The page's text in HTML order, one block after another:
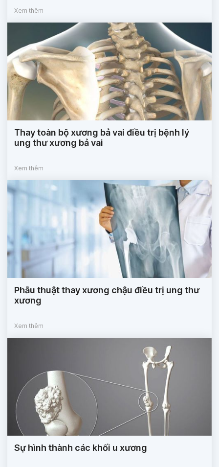
Xem thêm
Thay toàn bộ xương bả vai điều trị bệnh lý
ung thư xương bả vai
Xem thêm
Phẫu thuật thay xương chậu điều trị ung thư
xương
Xem thêm
Sự hình thành các khối u xương